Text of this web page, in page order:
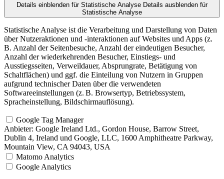
Details einblenden für Statistische Analyse Details ausblenden für
Statistische Analyse
Statistische Analyse ist die Verarbeitung und Darstellung von Daten
über Nutzeraktionen und -interaktionen auf Websites und Apps (z.
B. Anzahl der Seitenbesuche, Anzahl der eindeutigen Besucher,
Anzahl der wiederkehrenden Besucher, Einstiegs- und
Ausstiegsseiten, Verweildauer, Absprungrate, Betätigung von
Schaltflächen) und ggf. die Einteilung von Nutzern in Gruppen
aufgrund technischer Daten über die verwendeten
Softwareeinstellungen (z. B. Browsertyp, Betriebssystem,
Spracheinstellung, Bildschirmauflösung).
Google Tag Manager
Anbieter: Google Ireland Ltd., Gordon House, Barrow Street,
Dublin 4, Ireland und Google, LLC, 1600 Amphitheatre Parkway,
Mountain View, CA 94043, USA
Matomo Analytics
Google Analytics